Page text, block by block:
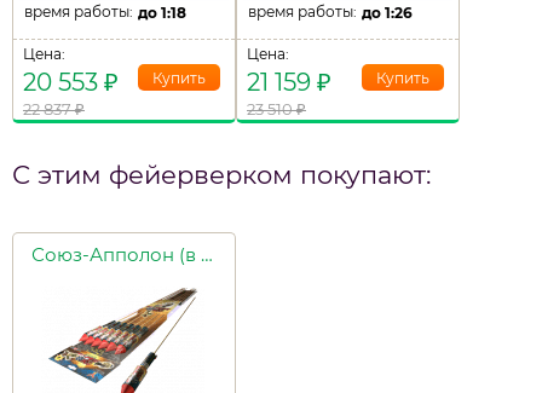
время работы: до 1:18
Цена:
20 553 ₽
22 837₽
время работы: до 1:26
Цена:
21 159 ₽
23 510₽
С этим фейерверком покупают:
Союз-Апполон (в уп. 6шт.)